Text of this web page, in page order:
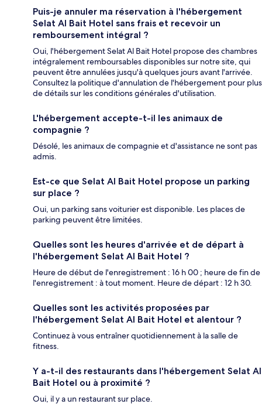
Puis-je annuler ma réservation à l'hébergement
Selat Al Bait Hotel sans frais et recevoir un
remboursement intégral ?
Oui, l'hébergement Selat Al Bait Hotel propose des chambres
intégralement remboursables disponibles sur notre site, qui
peuvent être annulées jusqu'à quelques jours avant l'arrivée.
Consultez la politique d'annulation de l'hébergement pour plus
de détails sur les conditions générales d'utilisation.
L'hébergement accepte-t-il les animaux de
compagnie ?
Désolé, les animaux de compagnie et d'assistance ne sont pas
admis.
Est-ce que Selat Al Bait Hotel propose un parking
sur place ?
Oui, un parking sans voiturier est disponible. Les places de
parking peuvent être limitées.
Quelles sont les heures d'arrivée et de départ à
l'hébergement Selat Al Bait Hotel ?
Heure de début de l'enregistrement : 16 h 00 ; heure de fin de
l'enregistrement : à tout moment. Heure de départ : 12 h 30.
Quelles sont les activités proposées par
l'hébergement Selat Al Bait Hotel et alentour ?
Continuez à vous entraîner quotidiennement à la salle de
fitness.
Y a-t-il des restaurants dans l'hébergement Selat Al
Bait Hotel ou à proximité ?
Oui, il y a un restaurant sur place.